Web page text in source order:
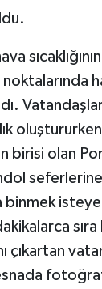
noktalarında
birisi olan
çıkartan